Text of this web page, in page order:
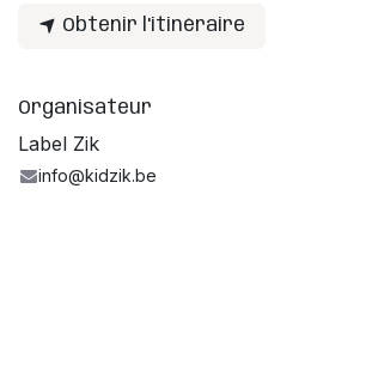
Obtenir l'itinéraire
Organisateur
Label Zik
info@kidzik.be